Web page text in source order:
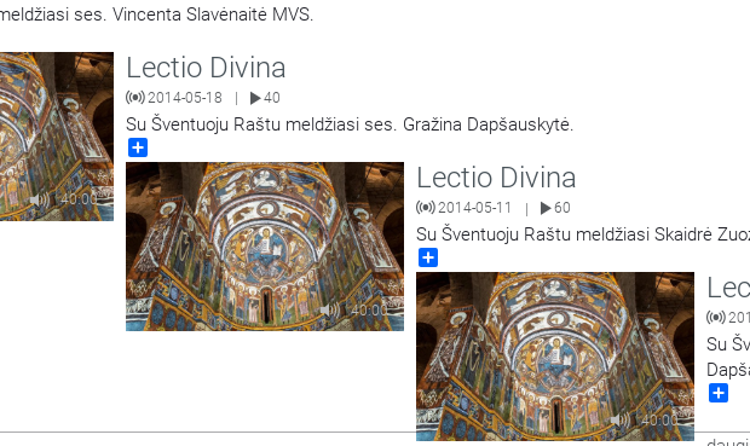
ses. Vincenta Slavėnaitė MVS.
40:00
Lectio Divina
2014-05-18 40
Su Šventuoju Raštu meldžiasi ses. Gražina Dapšauskytė.
40:00
Lectio Divina
2014-05-11 | 60
Su Šventuoju Raštu meldžiasi Skaidrė
40:00
Su